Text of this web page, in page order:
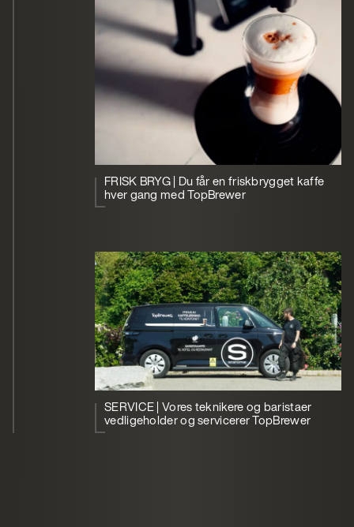
FRISK BRYG | Du får en friskbrygget kaffe
hver gang med TopBrewer
SERVICE | Vores teknikere og baristaer
vedligeholder og servicerer TopBrewer